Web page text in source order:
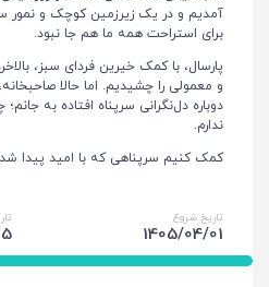
آمدیم و در یک زیرزمین کوچک و نمور
برای استراحت همه ما هم جا نبود.
پارسال، با کمک خیرین فردای سبز،
و معمولی را چشیدیم. اما حالا
دوباره دل‌نگرانی سرپناه افتاده به
ندارم.
کمک کنیم سرپناهی که با امید پیدا
تاریخ شروع
1405/04/01